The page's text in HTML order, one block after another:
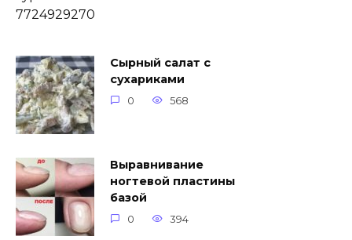
7724929270
Сырный салат с
сухариками
0 568
Выравнивание
ногтевой пластины
базой
0 394